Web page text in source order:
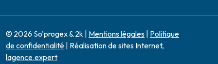
© 2026 So'progex & 2k | Mentions légales | Politique
de confidentialité | Réalisation de sites Internet,
lagence.expert